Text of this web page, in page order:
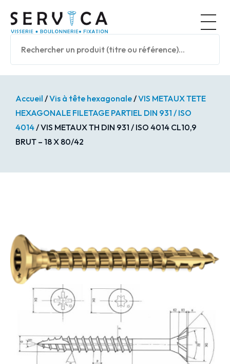
Accueil /Vis à tête hexagonale/VIS METAUX TETE
HEXAGONALE FILETAGE PARTIEL DIN 931 / ISO
4014/ VIS METAUX TH DIN 931 / ISO 4014 CL10,9
BRUT – 18 X 80/42